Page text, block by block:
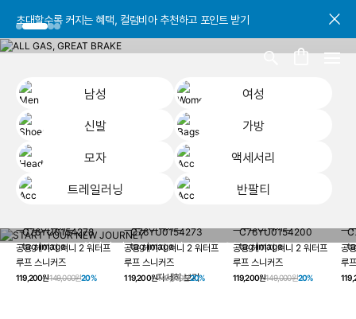
초대할수록 커지는 혜택, 컬럼비아 추천하고 포인트 받기
초대할수록 커지는 혜택, 컬럼비아 추천하고 포인트 받기
초대할수록 커지는 혜택, 컬럼비아 추천하고 포인트 받기
남성
여성
신발
가방
모자
액세서리
트레일러닝
반팔티
START YOUR
헤이지 져니 New 컬러 UP TO 20% OFF
자세히 보기
공용 헤이지 져니 2 워터프
루프 스니커즈
119,200원149,000원20%
공용 헤이지 져니 2 워터프
루프 스니커즈
119,200원149,000원20%
공용 헤이지 져니 2 워터프
루프 스니커즈
119,200원149,000원20%
공
루